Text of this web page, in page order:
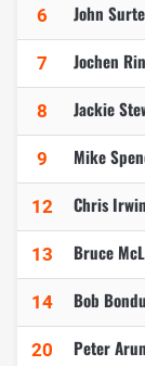
6 John
7 Jochen
8 Jackie
9 Mike
12 Chris Irwin
13 Bruce
14 Bob
20 Peter